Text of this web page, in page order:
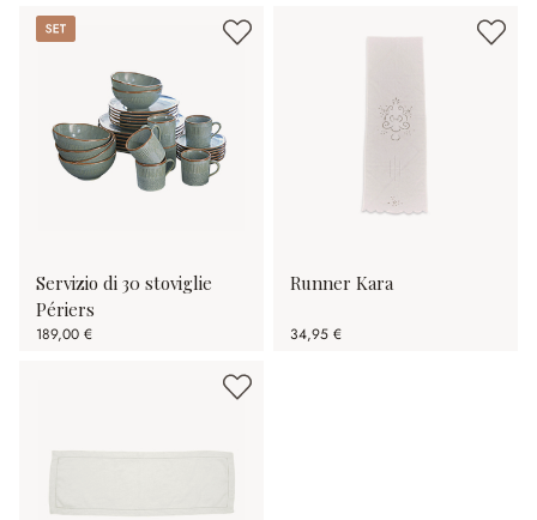
Set
Servizio di 30 stoviglie
Périers
189,00 €
Runner Kara
34,95 €